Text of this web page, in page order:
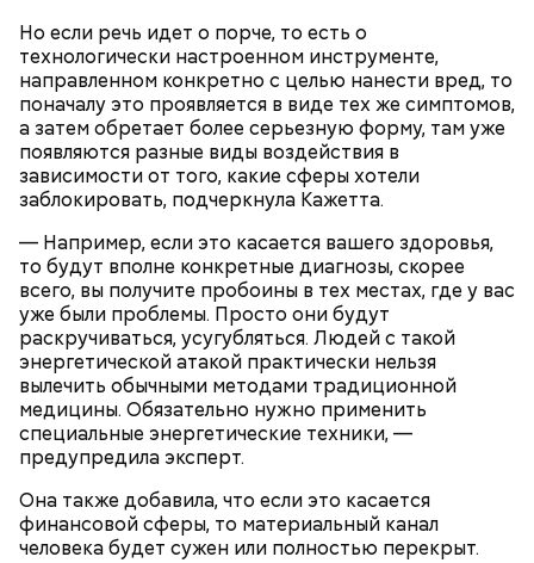
Но если речь идет о порче, то есть о
технологически настроенном инструменте,
направленном конкретно с целью нанести вред, то
поначалу это проявляется в виде тех же симптомов,
а затем обретает более серьезную форму, там уже
появляются разные виды воздействия в
зависимости от того, какие сферы хотели
заблокировать, подчеркнула Кажетта.
— Например, если это касается вашего здоровья,
то будут вполне конкретные диагнозы, скорее
всего, вы получите пробоины в тех местах, где у вас
уже были проблемы. Просто они будут
раскручиваться, усугубляться. Людей с такой
энергетической атакой практически нельзя
вылечить обычными методами традиционной
медицины. Обязательно нужно применить
специальные энергетические техники, —
предупредила эксперт.
Она также добавила, что если это касается
финансовой сферы, то материальный канал
человека будет сужен или полностью перекрыт.
нужно застыть на месте и не двигаться;
нельзя ни в коем случае махать руками;
не стоит пытаться «поймать» молнию или
потрогать, особенно металлическими
предметами.
— Может пробить заряд на человека. Нужно вести
себя очень осторожно, будто увидели дикого
зверя, затаиться, — добавил академик.
После получения предельно допустимой дозы
радиации Макеева вывели из 30-километровой
зоны отчуждения, где он до 3 мая проверял на
уровень радиационной зараженности
автотранспорт.
в палатках в лесу около Варовичей, в 12 километрах
от Припяти. А солдатам очень хотелось увидеть
трансляцию матча. Макеев поехал к секретарю
партийной организации колхоза и попросил
одолжить телевизор.